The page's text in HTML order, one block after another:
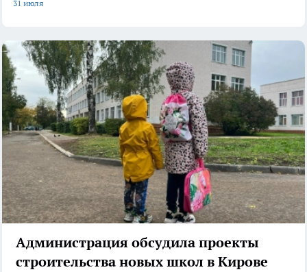
31 июля
Администрация обсудила проекты
строительства новых школ в Кирове